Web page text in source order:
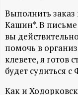
м
а
ц
Выполнить заказ
Кашин*. В письме
вы
помочь в
клевете, я готов
будет судиться с
Как и